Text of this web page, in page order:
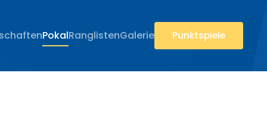
PokalRanglistenGalerie Punktspiele